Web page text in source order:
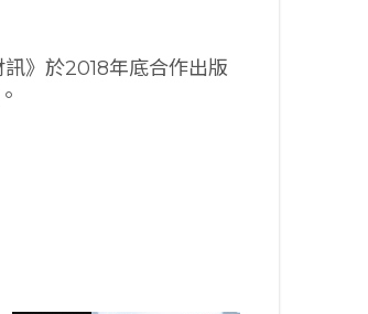
訊》於2018年底合作出版